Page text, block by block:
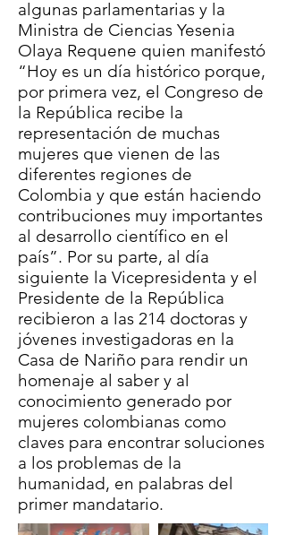
algunas parlamentarias y la
Ministra de Ciencias Yesenia
Olaya Requene quien manifestó
“Hoy es un día histórico porque,
por primera vez, el Congreso de
la República recibe la
representación de muchas
mujeres que vienen de las
diferentes regiones de
Colombia y que están haciendo
contribuciones muy importantes
al desarrollo científico en el
país”. Por su parte, al día
siguiente la Vicepresidenta y el
Presidente de la República
recibieron a las 214 doctoras y
jóvenes investigadoras en la
Casa de Nariño para rendir un
homenaje al saber y al
conocimiento generado por
mujeres colombianas como
claves para encontrar soluciones
a los problemas de la
humanidad, en palabras del
primer mandatario.